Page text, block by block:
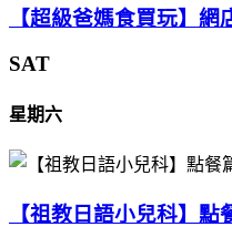
【超級爸媽食買玩】
SAT
星期六
【祖教日語小兒科】點